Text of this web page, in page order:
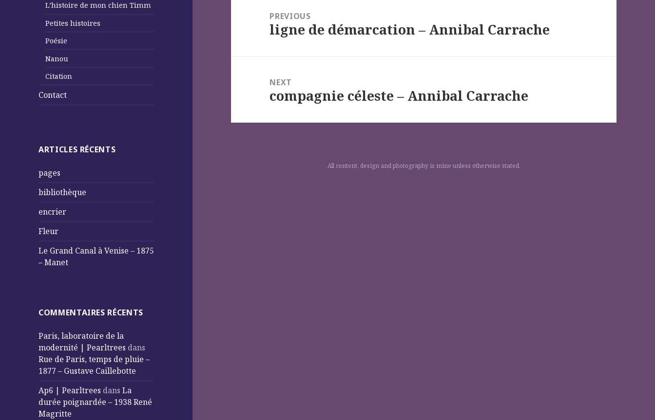
L’histoire de mon chien Timm
Petites histoires
Poésie
Nanou
Citation
Contact
ARTICLES RÉCENTS
pages
bibliothèque
encrier
Fleur
Le Grand Canal à Venise – 1875
– Manet
COMMENTAIRES RÉCENTS
Paris, laboratoire de la
modernité | Pearltrees dans
Rue de Paris, temps de pluie –
1877 – Gustave Caillebotte
Ap6 | Pearltrees dansLa
durée poignardée – 1938 René
Magritte
l’article
PREVIOUS
Previous
ligne de démarcation – Annibal Carrache
NEXT
Next
compagnie céleste – Annibal Carrache
All content, design and photography is mine unless otherwise stated.